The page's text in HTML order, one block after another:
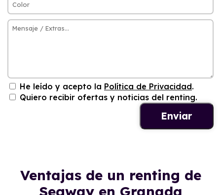
He leído y acepto la Política de Privacidad.
Quiero recibir ofertas y noticias del renting.
Ventajas de un renting de
Segway en Granada